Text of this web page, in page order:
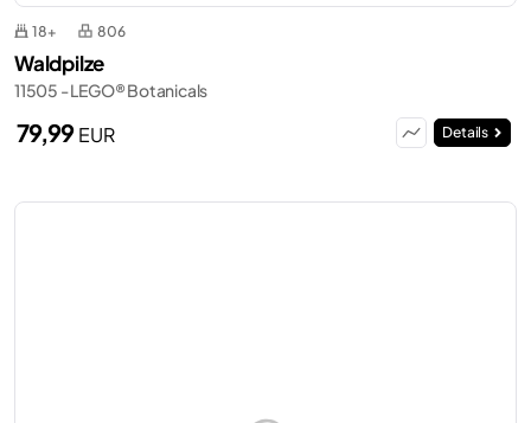
18+ 806
Waldpilze
11505 - LEGO® Botanicals
79,99EUR Details